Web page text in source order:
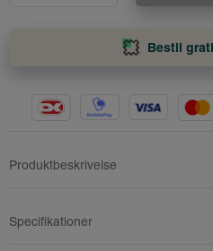
Bestil
Produktbeskrivelse
Specifikationer